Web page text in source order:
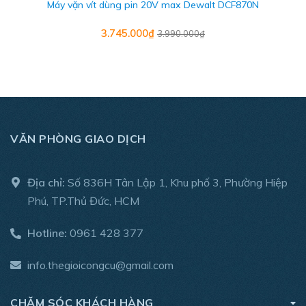
Máy vặn vít dùng pin 20V max Dewalt DCF870N
3.745.000₫ 3.990.000₫
VĂN PHÒNG GIAO DỊCH
Địa chỉ: Số 836H Tân Lập 1, Khu phố 3, Phường Hiệp
Phú, TP.Thủ Đức, HCM
Hotline: 0961 428 377
info.thegioicongcu@gmail.com
CHĂM SÓC KHÁCH HÀNG